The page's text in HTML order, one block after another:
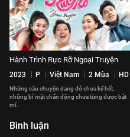
Hành Trình Rực Rỡ Ngoại Truyện
2023 P Việt Nam 2 Mùa HD
Những câu chuyện dang dở chưa kể hết,
những bí mật chấn động chưa từng được bật
mí.
Bình luận